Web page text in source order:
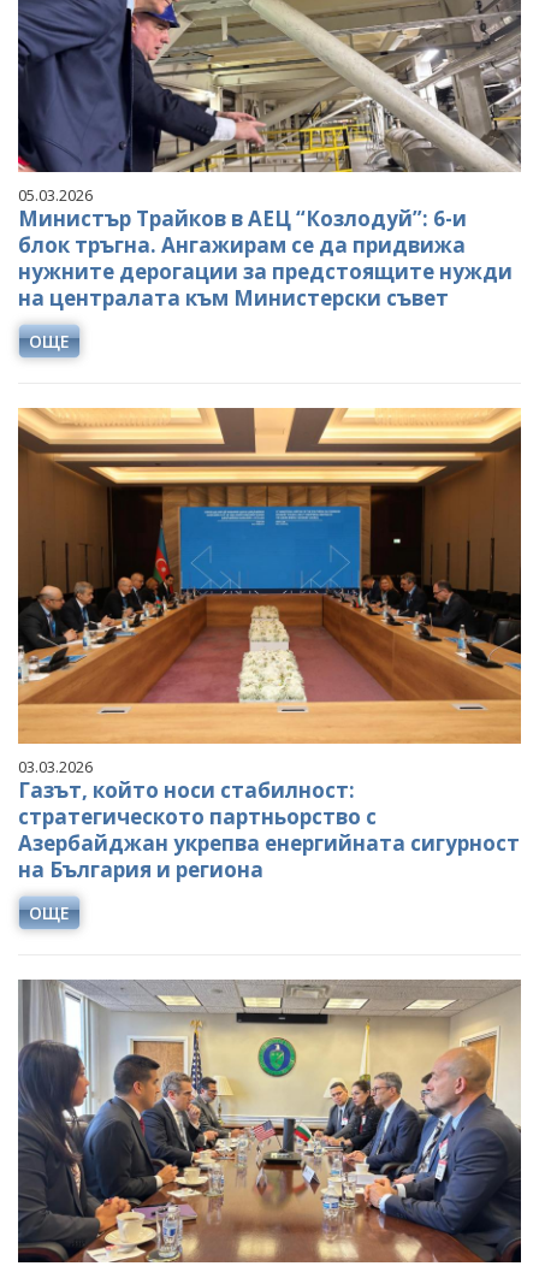
05.03.2026
Министър Трайков в АЕЦ “Козлодуй”: 6-и
блок тръгна. Ангажирам се да придвижа
нужните дерогации за предстоящите нужди
на централата към Министерски съвет
ОЩЕ
03.03.2026
Газът, който носи стабилност:
стратегическото партньорство с
Азербайджан укрепва енергийната сигурност
на България и региона
ОЩЕ